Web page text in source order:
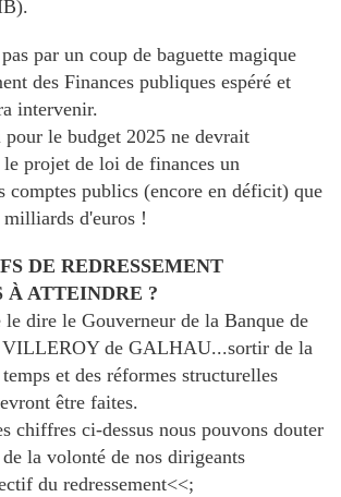
par un coup de baguette magique
des Finances publiques espéré et
intervenir.
pour le budget 2025 ne devrait
le projet de loi de finances un
comptes publics (encore en déficit) que
milliards d'euros !
DE REDRESSEMENT
À ATTEINDRE ?
dire le Gouverneur de la Banque de
VILLEROY de GALHAU...sortir de la
et des réformes structurelles
être faites.
chiffres ci-dessus nous pouvons douter
la volonté de nos dirigeants
du redressement<<;